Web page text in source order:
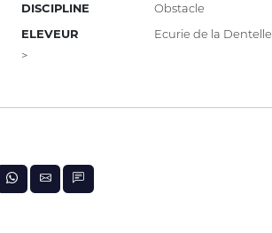
DISCIPLINE
Obstacle
ELEVEUR
Ecurie de la Dentelle
>